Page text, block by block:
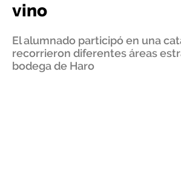
vino
El alumnado participó en una
recorrieron diferentes áreas
bodega de Haro